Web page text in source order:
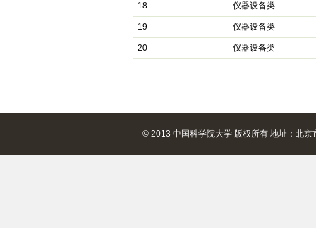
18 仪器设备类
19 仪器设备类
20 仪器设备类
© 2013 中国科学院大学 版权所有 地址：北